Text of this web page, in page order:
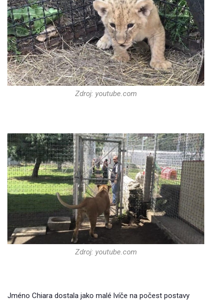
Zdroj: youtube.com
Zdroj: youtube.com
Jméno Chiara dostala jako malé lvíče na počest postavy